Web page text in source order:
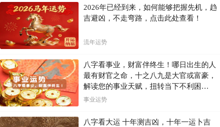
2026年已经到来，如何能够把握先机，趋
吉避凶，不走弯路，点击此处查看！
流年运势
八字看事业，财富伴终生！哪日出生的人
最有财官之命，十之八九是大官或富豪，
解读您的事业天赋，扭转当下不利困
局！！
事业运势
八字看大运 十年测吉凶，十年一运卜吉